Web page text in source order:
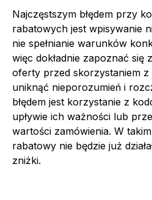
Najczęstszym błędem przy
rabatowych jest wpisywanie
nie spełnianie warunków
więc dokładnie zapoznać się
oferty przed skorzystaniem
uniknąć nieporozumień i
błędem jest korzystanie z
upływie ich ważności lub
wartości zamówienia. W
rabatowy nie będzie już
zniżki.